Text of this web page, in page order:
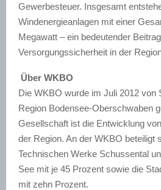
Gewerbesteuer. Insgesamt
Windenergieanlagen mit einer
Megawatt – ein bedeutender
Versorgungssicherheit in der
Über WKBO
Die WKBO wurde im Juli 2012 von
Region Bodensee-Oberschwaben
Gesellschaft ist die Entwicklung
der Region. An der WKBO beteiligt
Technischen Werke Schussental
See mit je 45 Prozent sowie die
mit zehn Prozent.